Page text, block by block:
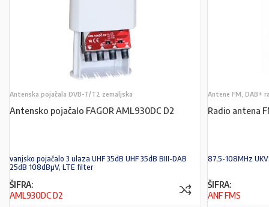
Antenska pojačala DVB-T/T2 zemaljska
Antensko pojačalo FAGOR AML930DC D2
vanjsko pojačalo 3 ulaza UHF 35dB UHF 35dB BIII-DAB
25dB 108dBµV, LTE filter
ŠIFRA:
AML930DC D2
Antene FM, DAB+
Radio antena
87,5-108MHz
ŠIFRA:
ANF FMS